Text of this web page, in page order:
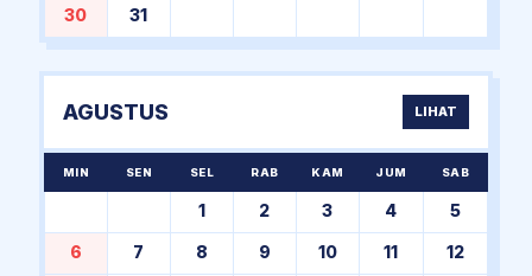
30 31
AGUSTUS LIHAT
MIN SEN SEL RAB KAM JUM SAB
1 2 3 4 5
6 7 8 9 10 11 12